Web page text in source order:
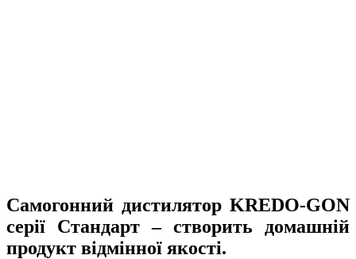
Самогонний дистилятор KREDO-GON
серії Стандарт – створить домашній
продукт відмінної якості.